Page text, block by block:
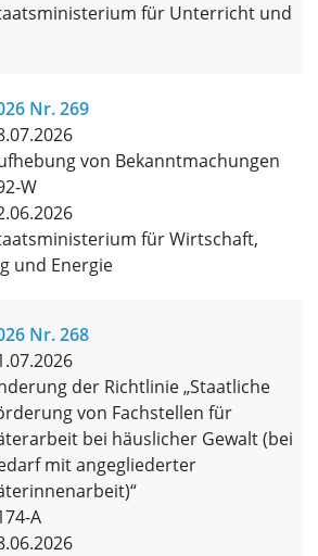
für Unterricht und
Nr. 269
von Bekanntmachungen
W
für Wirtschaft,
und Energie
Nr. 268
der Richtlinie „Staatliche
von Fachstellen für
bei häuslicher Gewalt (bei
mit angegliederter
A